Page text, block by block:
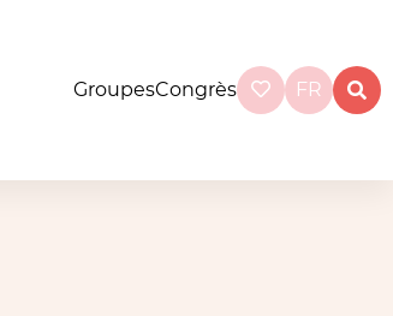
GroupesCongrès FR